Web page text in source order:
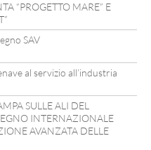
“PROGETTO MARE” E
SAV
al servizio all’industria
SULLE ALI DEL
INTERNAZIONALE
AVANZATA DELLE